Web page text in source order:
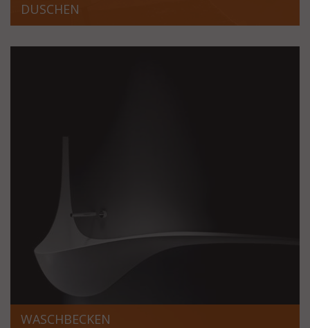
DUSCHEN
WASCHBECKEN